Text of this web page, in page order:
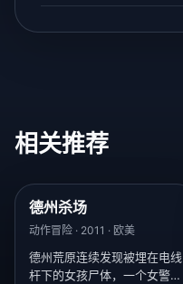
相关推荐
德州杀场
动作冒险 · 2011 · 欧美
德州荒原连续发现被埋在电线
杆下的女孩尸体，一个女警探